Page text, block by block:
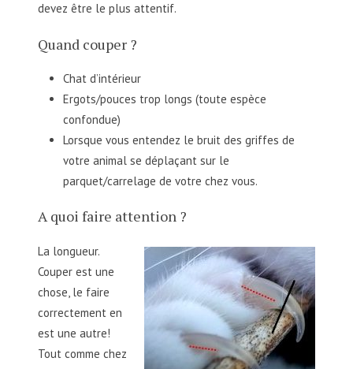
devez être le plus attentif.
Quand couper ?
Chat d’intérieur
Ergots/pouces trop longs (toute espèce
confondue)
Lorsque vous entendez le bruit des griffes de
votre animal se déplaçant sur le
parquet/carrelage de votre chez vous.
A quoi faire attention ?
La longueur.
Couper est une
chose, le faire
correctement en
est une autre!
Tout comme chez